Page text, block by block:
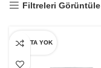
Filtreleri Görüntüle
STOKTA YOK